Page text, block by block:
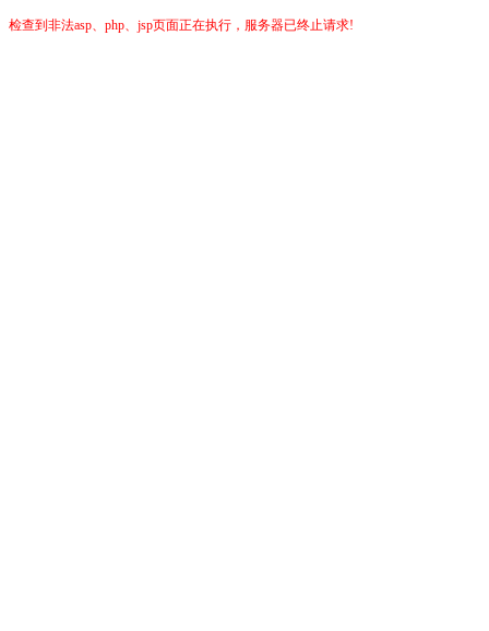
检查到非法asp、php、jsp页面正在执行，服务器已终止请求!